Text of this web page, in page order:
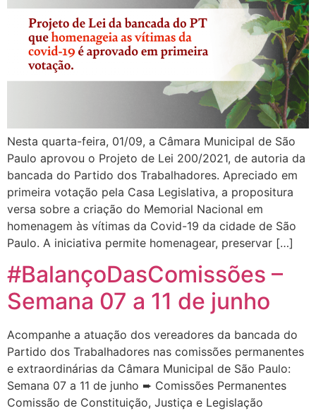
Nesta quarta-feira, 01/09, a Câmara Municipal de São
Paulo aprovou o Projeto de Lei 200/2021, de autoria da
bancada do Partido dos Trabalhadores. Apreciado em
primeira votação pela Casa Legislativa, a propositura
versa sobre a criação do Memorial Nacional em
homenagem às vítimas da Covid-19 da cidade de São
Paulo. A iniciativa permite homenagear, preservar […]
#BalançoDasComissões –
Semana 07 a 11 de junho
Acompanhe a atuação dos vereadores da bancada do
Partido dos Trabalhadores nas comissões permanentes
e extraordinárias da Câmara Municipal de São Paulo:
Semana 07 a 11 de junho ➨ Comissões Permanentes
Comissão de Constituição, Justiça e Legislação